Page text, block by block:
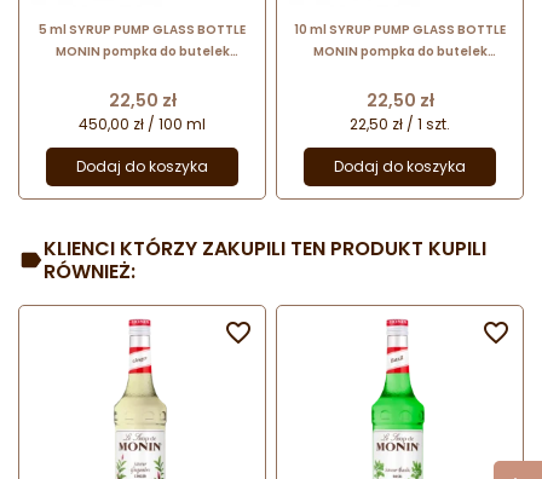
5 ml SYRUP PUMP GLASS BOTTLE
MONIN pompka do butelek
Cena
22,50 zł
450,00 zł / 100 ml
Dodaj do koszyka
10 ml SYRUP PUMP GLASS BOTTLE
MONIN pompka do butelek
Cena
22,50 zł
22,50 zł / 1 szt.
Dodaj do koszyka
KLIENCI KTÓRZY ZAKUPILI TEN PRODUKT KUPILI
RÓWNIEŻ:
 